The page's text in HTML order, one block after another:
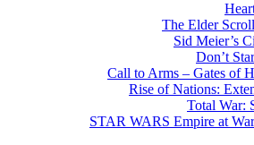
The Elder
Sid Meier’s
Don’t
Call to Arms – Gates of
Rise of Nations:
Total War:
STAR WARS Empire at